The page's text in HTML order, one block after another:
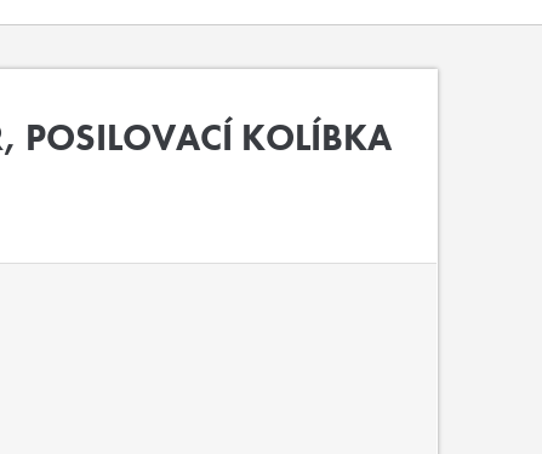
POSILOVACÍ KOLÍBKA